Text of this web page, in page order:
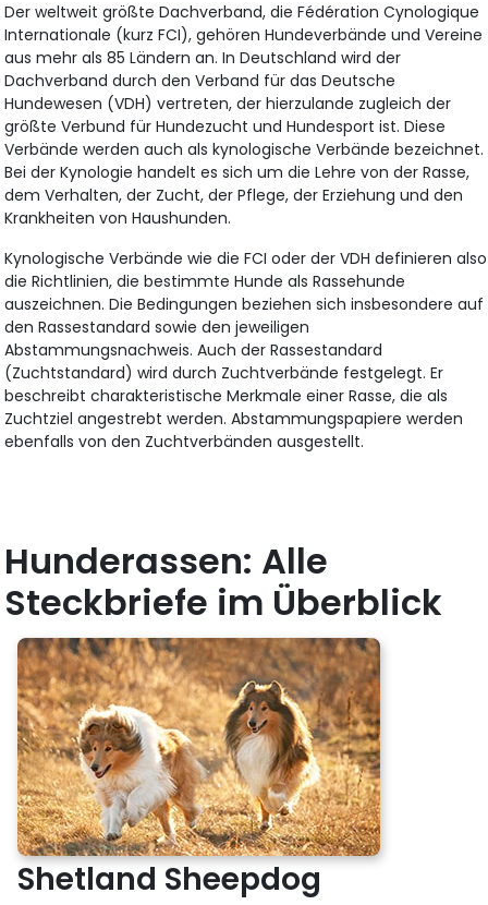
Der weltweit größte Dachverband, die Fédération Cynologique
Internationale (kurz FCI), gehören Hundeverbände und Vereine
aus mehr als 85 Ländern an. In Deutschland wird der
Dachverband durch den Verband für das Deutsche
Hundewesen (VDH) vertreten, der hierzulande zugleich der
größte Verbund für Hundezucht und Hundesport ist. Diese
Verbände werden auch als kynologische Verbände bezeichnet.
Bei der Kynologie handelt es sich um die Lehre von der Rasse,
dem Verhalten, der Zucht, der Pflege, der Erziehung und den
Krankheiten von Haushunden.
Kynologische Verbände wie die FCI oder der VDH definieren also
die Richtlinien, die bestimmte Hunde als Rassehunde
auszeichnen. Die Bedingungen beziehen sich insbesondere auf
den Rassestandard sowie den jeweiligen
Abstammungsnachweis. Auch der Rassestandard
(Zuchtstandard) wird durch Zuchtverbände festgelegt. Er
beschreibt charakteristische Merkmale einer Rasse, die als
Zuchtziel angestrebt werden. Abstammungspapiere werden
ebenfalls von den Zuchtverbänden ausgestellt.
Hunderassen: Alle
Steckbriefe im Überblick
Shetland Sheepdog